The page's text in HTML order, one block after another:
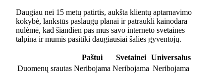
Daugiau nei 15 metų patirtis, aukšta klientų aptarnavimo
kokybė, lankstūs paslaugų planai ir patraukli kainodara
nulėmė, kad šiandien pas mus savo interneto svetaines
talpina ir mumis pasitiki daugiausiai šalies gyventojų.
Paštui Svetainei
Universalus
Duomenų srautas Neribojama Neribojama Neribojama